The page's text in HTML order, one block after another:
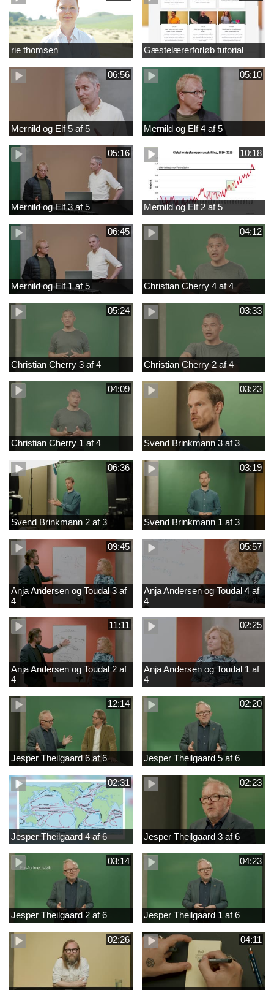
rie thomsen Gæstelærerforløb tutorial
06:56
Mernild og Elf 5 af 5
05:10
Mernild og Elf 4 af 5
05:16
Mernild og Elf 3 af 5
10:18
Mernild og Elf 2 af 5
06:45
Mernild og Elf 1 af 5
04:12
Christian Cherry 4 af 4
05:24
Christian Cherry 3 af 4
03:33
Christian Cherry 2 af 4
04:09
Christian Cherry 1 af 4
03:23
Svend Brinkmann 3 af 3
06:36
Svend Brinkmann 2 af 3
03:19
Svend Brinkmann 1 af 3
09:45
Anja Andersen og Toudal 3 af
4
05:57
Anja Andersen og Toudal 4 af
4
11:11
Anja Andersen og Toudal 2 af
4
02:25
Anja Andersen og Toudal 1 af
4
12:14
Jesper Theilgaard 6 af 6
02:20
Jesper Theilgaard 5 af 6
02:31
Jesper Theilgaard 4 af 6
02:23
Jesper Theilgaard 3 af 6
03:14
Jesper Theilgaard 2 af 6
04:23
Jesper Theilgaard 1 af 6
02:26 04:11